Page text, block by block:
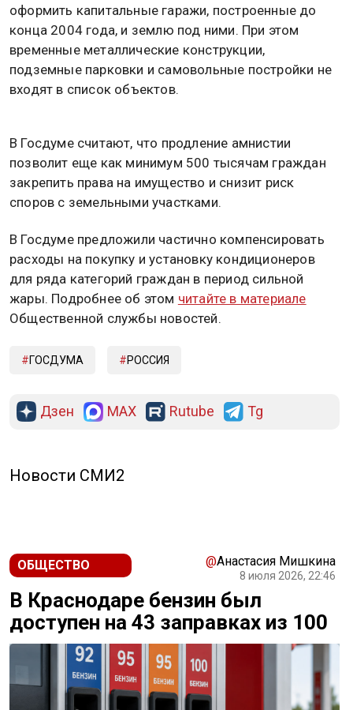
оформить капитальные гаражи, построенные до
конца 2004 года, и землю под ними. При этом
временные металлические конструкции,
подземные парковки и самовольные постройки не
входят в список объектов.
В Госдуме считают, что продление амнистии
позволит еще как минимум 500 тысячам граждан
закрепить права на имущество и снизит риск
споров с земельными участками.
В Госдуме предложили частично компенсировать
расходы на покупку и установку кондиционеров
для ряда категорий граждан в период сильной
жары. Подробнее об этом читайте в материале
Общественной службы новостей.
ГОСДУМА РОССИЯ
Дзен MAX Rutube Tg
Новости СМИ2
ОБЩЕСТВО @Анастасия Мишкина
8 июля 2026, 22:46
В Краснодаре бензин был
доступен на 43 заправках из 100